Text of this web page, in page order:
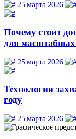
25 марта 2026
Почему стоит
для масштабных
25 марта 2026
Технологии
году
25 марта 2026